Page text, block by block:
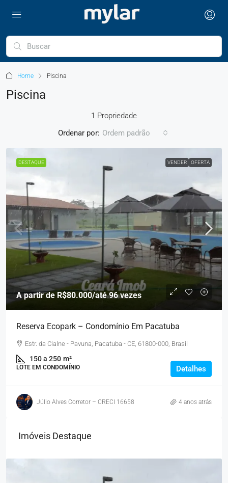
Home Piscina
Piscina
1 Propriedade
Ordenar por: Ordem padrão
DESTAQUE VENDER OFERTA
A partir de R$80.000/até 96 vezes
Reserva Ecopark – Condomínio Em Pacatuba
Estr. da Cialne - Pavuna, Pacatuba - CE, 61800-000, Brasil
150 a 250 m²
LOTE EM CONDOMÍNIO Detalhes
Júlio Alves Corretor – CRECI 16658 4 anos atrás
Imóveis Destaque